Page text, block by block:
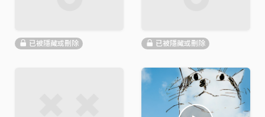
已被隱藏或刪除 已被隱藏或刪除